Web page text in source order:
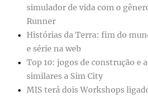
simulador de vida com o
Runner
Histórias da Terra: fim do
e série na web
Top 10: jogos de construção e
similares a Sim City
MIS terá dois Workshops